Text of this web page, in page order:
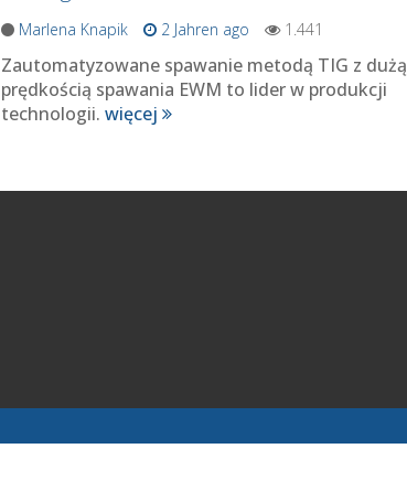
Marlena Knapik 2 Jahren ago 1.441
Zautomatyzowane spawanie metodą TIG z dużą
prędkością spawania EWM to lider w produkcji
technologii. więcej